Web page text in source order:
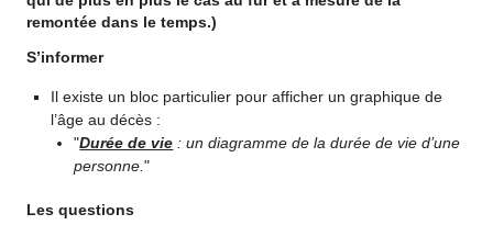
remontée dans le temps.)
S’informer
Il existe un bloc particulier pour afficher un graphique de
l’âge au décès :
"Durée de vie : un diagramme de la durée de vie d’une
personne."
Les questions